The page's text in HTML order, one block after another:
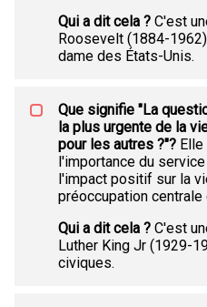
Qui a dit cela ? C'est
Roosevelt (1884-
dame des États-Unis.
Que signifie "La
la plus urgente de la
pour les autres ?"?
l'importance du
l'impact positif sur la
préoccupation centrale
Qui a dit cela ? C'est
Luther King Jr (1929-
civiques.